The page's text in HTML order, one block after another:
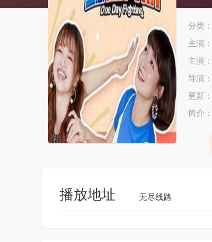
分类：
主演：
主演：
导演：
更新：
简介：
播放地址 无尽线路